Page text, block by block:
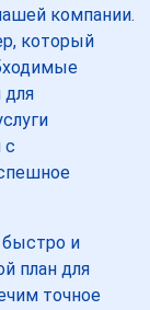
компании.
который
для
с
и
план для
точное